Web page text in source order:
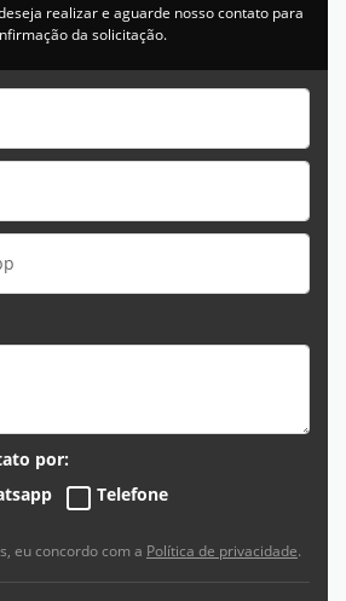
realizar e aguarde nosso contato para
da solicitação.
por:
Telefone
eu concordo com a Política de privacidade.